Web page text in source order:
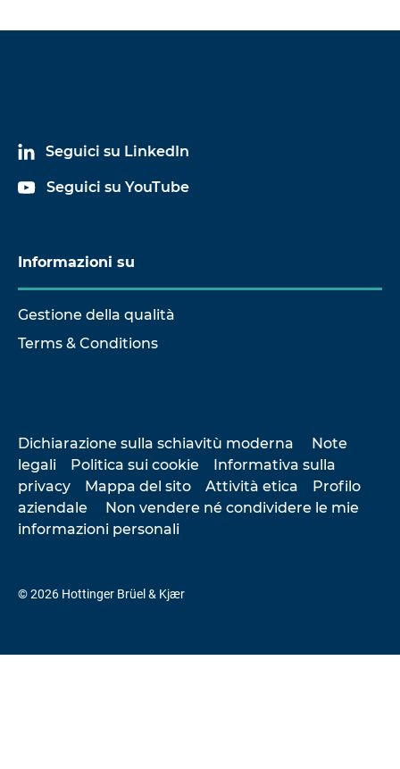
Seguici su LinkedIn
Seguici su YouTube
Informazioni su
Gestione della qualità
Terms & Conditions
Dichiarazione sulla schiavitù moderna
Note
legali
Politica sui cookie
Informativa sulla
privacy
Mappa del sito Attività etica
Profilo
aziendale
Non vendere né condividere le mie
informazioni personali
© 2026 Hottinger Brüel & Kjær